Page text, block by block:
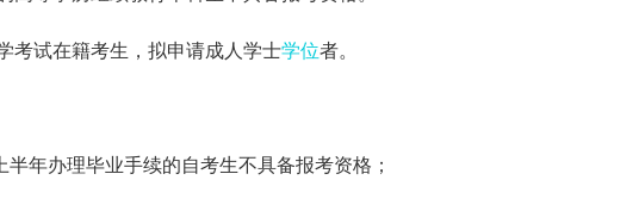
考试在籍考生，拟申请成人学士学位者。
半年办理毕业手续的自考生不具备报考资格；